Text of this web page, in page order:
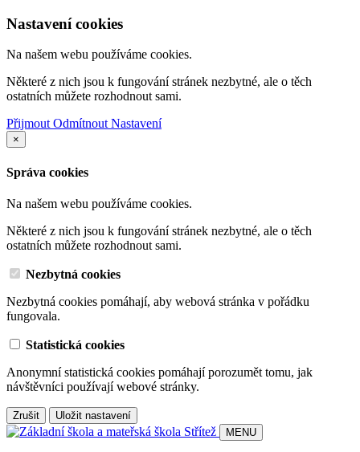
Nastavení cookies
Na našem webu používáme cookies.
Některé z nich jsou k fungování stránek nezbytné, ale o těch
ostatních můžete rozhodnout sami.
PřijmoutOdmítnoutNastavení
×
Správa cookies
Na našem webu používáme cookies.
Některé z nich jsou k fungování stránek nezbytné, ale o těch
ostatních můžete rozhodnout sami.
Nezbytná cookies
Nezbytná cookies pomáhají, aby webová stránka v pořádku
fungovala.
Statistická cookies
Anonymní statistická cookies pomáhají porozumět tomu, jak
návštěvníci používají webové stránky.
Zrušit
Uložit nastavení
MENU